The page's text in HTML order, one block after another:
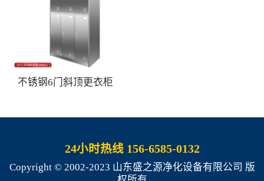
不锈钢6门斜顶更衣柜
24小时热线 156-6585-0132
Copyright © 2002-2023 山东盛之源净化设备有限公司 版